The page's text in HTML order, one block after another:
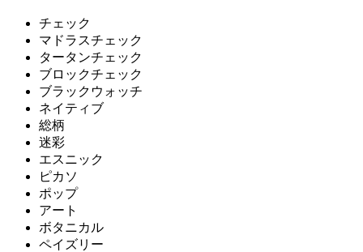
チェック
マドラスチェック
タータンチェック
ブロックチェック
ブラックウォッチ
ネイティブ
総柄
迷彩
エスニック
ピカソ
ポップ
アート
ボタニカル
ペイズリー